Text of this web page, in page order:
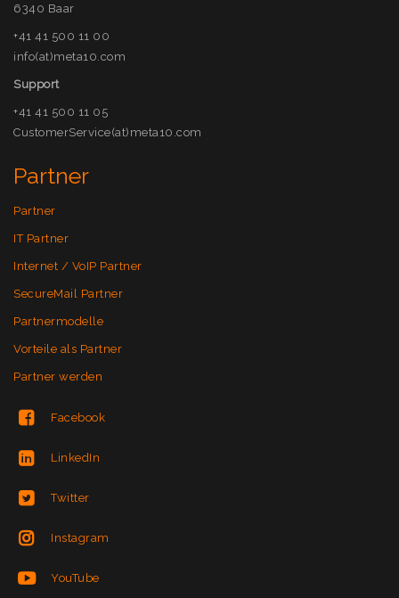
6340 Baar
+41 41 500 11 00
info(at)meta10.com
Support
+41 41 500 11 05
CustomerService(at)meta10.com
Partner
Partner
IT Partner
Internet / VoIP Partner
SecureMail Partner
Partnermodelle
Vorteile als Partner
Partner werden
Facebook
LinkedIn
Twitter
Instagram
YouTube